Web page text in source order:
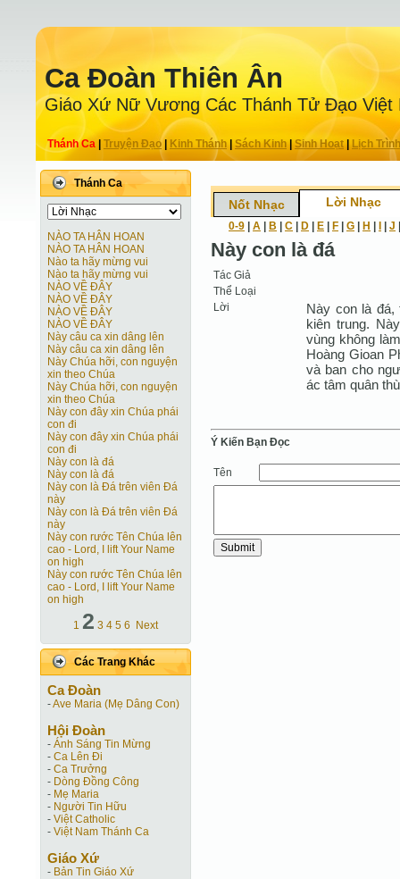
Ca Ðoàn Thiên Ân
Giáo Xứ Nữ Vương Các Thánh Tử Ðạo Việt
Thánh Ca Truyện Ðạo| Kinh Thánh Sách Kinh|Sinh Hoạt| Lịch Trình
Thánh Ca
NÀO TA HÂN HOAN
NÀO TA HÂN HOAN
Nào ta hãy mừng vui
Nào ta hãy mừng vui
NÀO VỀ ĐÂY
NÀO VỀ ĐÂY
NÀO VỀ ĐÂY
NÀO VỀ ĐÂY
Này câu ca xin dâng lên
Này câu ca xin dâng lên
Này Chúa hỡi, con nguyện
xin theo Chúa
Này Chúa hỡi, con nguyện
xin theo Chúa
Này con đây xin Chúa phái
con đi
Này con đây xin Chúa phái
con đi
Này con là đá
Này con là đá
Này con là Ðá trên viên Ðá
này
Này con là Ðá trên viên Ðá
này
Này con rước Tên Chúa lên
cao - Lord, I lift Your Name
on high
Này con rước Tên Chúa lên
cao - Lord, I lift Your Name
on high
1 2 3 4 5 6 Next
Các Trang Khác
Ca Ðoàn
-Ave Maria (Mẹ Dâng Con)
Hội Ðoàn
- Ánh Sáng Tin Mừng
- Ca Lên Đi
- Ca Trưởng
- Dòng Đồng Công
- Mẹ Maria
- Người Tin Hữu
- Việt Catholic
- Việt Nam Thánh Ca
Giáo Xứ
- Bản Tin Giáo Xứ
Nốt Nhạc Lời Nhạc
0-9 A B C D E F G H J
Này con là đá
Tác Giả
Thể Loại
Lời
Này con là đá,
kiên trung.
vùng không
Hoàng Gioan
và ban cho
ác tâm quân
Ý Kiến Bạn Ðọc
Tên